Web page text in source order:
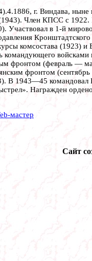
г. Виндава,
(1943). Член КПСС с
Участвовал в 1-й
комсостава
командующего
фронтом (февраль —
фронтом
В 1943—45
Награжден
мастер
Сайт